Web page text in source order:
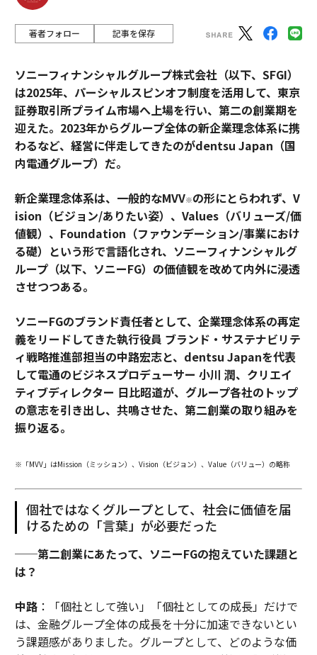
著者フォロー 記事を保存
ソニーフィナンシャルグループ株式会社（以下、SFGI）
は2025年、パーシャルスピンオフ制度を活用して、東京
証券取引所プライム市場へ上場を行い、第二の創業期を
迎えた。2023年からグループ全体の新企業理念体系に携
わるなど、経営に伴走してきたのがdentsu Japan（国
内電通グループ）だ。
新企業理念体系は、一般的なMVV※の形にとらわれず、V
ision（ビジョン/ありたい姿）、Values（バリューズ/価
値観）、Foundation（ファウンデーション/事業におけ
る礎）という形で言語化され、ソニーフィナンシャルグ
ループ（以下、ソニーFG）の価値観を改めて内外に浸透
させつつある。
ソニーFGのブランド責任者として、企業理念体系の再定
義をリードしてきた執行役員 ブランド・サステナビリテ
ィ戦略推進部担当の中路宏志と、dentsu Japanを代表
して電通のビジネスプロデューサー 小川 潤、クリエイ
ティブディレクター 日比昭道が、グループ各社のトップ
の意志を引き出し、共鳴させた、第二創業の取り組みを
振り返る。
※「MVV」はMission（ミッション）、Vision（ビジョン）、Value（バリュー）の略称
個社ではなくグループとして、社会に価値を届
けるための「言葉」が必要だった
──第二創業にあたって、ソニーFGの抱えていた課題と
は？
中路：「個社として強い」「個社としての成長」だけで
は、金融グループ全体の成長を十分に加速できないとい
う課題感がありました。グループとして、どのような価